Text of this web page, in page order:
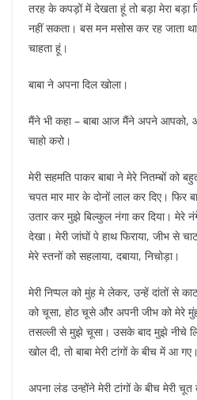
तरह के कपड़ों में देखता हूं तो बड़ा मेरा बड़ा
नहीं सकता। बस मन मसोस कर रह जाता
चाहता हूं।
बाबा ने अपना दिल खोला।
मैंने भी कहा – बाबा आज मैंने अपने आपको,
चाहो करो।
मेरी सहमति पाकर बाबा ने मेरे नितम्बों को
चपत मार मार के दोनों लाल कर दिए। फिर
उतार कर मुझे बिल्कुल नंगा कर दिया। मेरे
देखा। मेरी जांघों पे हाथ फिराया, जीभ से
मेरे स्तनों को सहलाया, दबाया, निचोड़ा।
मेरी निप्पल को मुंह मे लेकर, उन्हें दांतों से
को चूसा, होठ चूसे और अपनी जीभ को मेरे
तसल्ली से मुझे चूसा। उसके बाद मुझे नीचे
खोल दी, तो बाबा मेरी टांगों के बीच में आ गए।
अपना लंड उन्होंने मेरी टांगों के बीच मेरी